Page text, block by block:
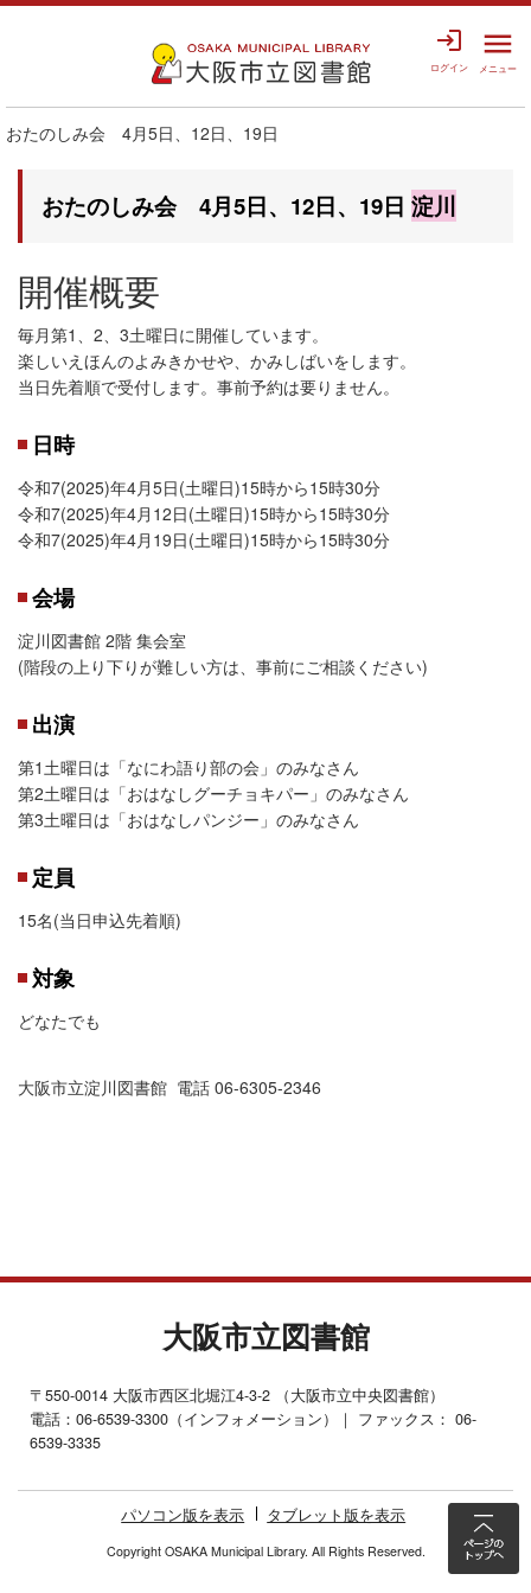
login
ログイン
menu
メニュー
おたのしみ会 4月5日、12日、19日
おたのしみ会 4月5日、12日、19日 淀川
開催概要
毎月第1、2、3土曜日に開催しています。
楽しいえほんのよみきかせや、かみしばいをします。
当日先着順で受付します。事前予約は要りません。
日時
令和7(2025)年4月5日(土曜日)15時から15時30分
令和7(2025)年4月12日(土曜日)15時から15時30分
令和7(2025)年4月19日(土曜日)15時から15時30分
会場
淀川図書館 2階 集会室
(階段の上り下りが難しい方は、事前にご相談ください)
出演
第1土曜日は「なにわ語り部の会」のみなさん
第2土曜日は「おはなしグーチョキパー」のみなさん
第3土曜日は「おはなしパンジー」のみなさん
定員
15名(当日申込先着順)
対象
どなたでも
大阪市立淀川図書館 電話 06-6305-2346
大阪市立図書館
〒550-0014 大阪市西区北堀江4-3-2 （大阪市立中央図書館）
電話：06-6539-3300（インフォメーション）｜ ファックス： 06-
6539-3335
パソコン版を表示 タブレット版を表示
Copyright OSAKA Municipal Library. All Rights Reserved.